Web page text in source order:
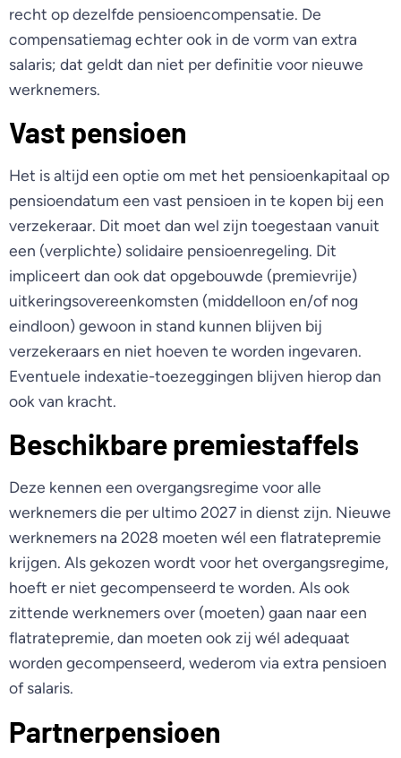
recht op dezelfde pensioencompensatie. De
compensatiemag echter ook in de vorm van extra
salaris; dat geldt dan niet per definitie voor nieuwe
werknemers.
Vast pensioen
Het is altijd een optie om met het pensioenkapitaal op
pensioendatum een vast pensioen in te kopen bij een
verzekeraar. Dit moet dan wel zijn toegestaan vanuit
een (verplichte) solidaire pensioenregeling. Dit
impliceert dan ook dat opgebouwde (premievrije)
uitkeringsovereenkomsten (middelloon en/of nog
eindloon) gewoon in stand kunnen blijven bij
verzekeraars en niet hoeven te worden ingevaren.
Eventuele indexatie-toezeggingen blijven hierop dan
ook van kracht.
Beschikbare premiestaffels
Deze kennen een overgangsregime voor alle
werknemers die per ultimo 2027 in dienst zijn. Nieuwe
werknemers na 2028 moeten wél een flatratepremie
krijgen. Als gekozen wordt voor het overgangsregime,
hoeft er niet gecompenseerd te worden. Als ook
zittende werknemers over (moeten) gaan naar een
flatratepremie, dan moeten ook zij wél adequaat
worden gecompenseerd, wederom via extra pensioen
of salaris.
Partnerpensioen